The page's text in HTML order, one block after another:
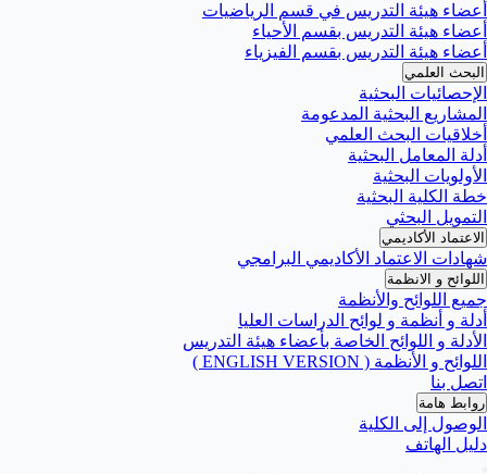
أعضاء هيئة التدريس في قسم الرياضيات
أعضاء هيئة التدريس بقسم الأحياء
أعضاء هيئة التدريس بقسم الفيزياء
البحث العلمي
الإحصائيات البحثية
المشاريع البحثية المدعومة
أخلاقيات البحث العلمي
أدلة المعامل البحثية
الأولويات البحثية
خطة الكلية البحثية
التمويل البحثي
الاعتماد الأكاديمي
شهادات الاعتماد الأكاديمي البرامجي
اللوائح و الانظمة
جميع اللوائح والأنظمة
أدلة و أنظمة و لوائح الدراسات العليا
الأدلة و اللوائح الخاصة بأعضاء هيئة التدريس
اللوائح و الأنظمة ( ENGLISH VERSION )
اتصل بنا
روابط هامة
الوصول إلى الكلية
دليل الهاتف